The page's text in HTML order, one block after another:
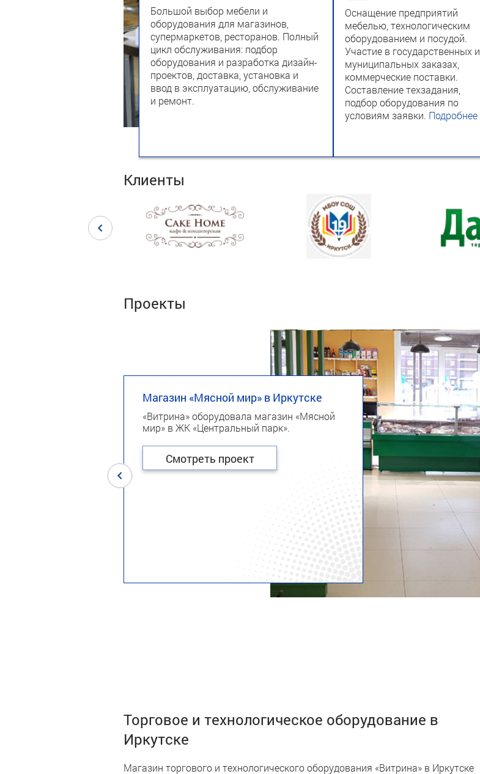
Большой выбор мебели и
оборудования для магазинов,
супермаркетов, ресторанов. Полный
цикл обслуживания: подбор
оборудования и разработка дизайн-
проектов, доставка, установка и
ввод в эксплуатацию, обслуживание
и ремонт.
Оснащение предприятий
мебелью, технологическим
оборудованием и посудой.
Участие в государственных и
муниципальных заказах,
коммерческие поставки.
Составление техзадания,
подбор оборудования по
условиям заявки. Подробнее
Клиенты
Проекты
Магазин «Мясной мир» в Иркутске
«Витрина» оборудовала магазин «Мясной
мир» в ЖК «Центральный парк».
Смотреть проект
Торговое и технологическое оборудование в
Иркутске
Магазин торгового и технологического оборудования «Витрина» в Иркутске